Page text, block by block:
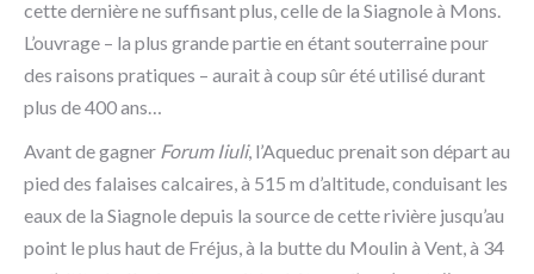
cette dernière ne suffisant plus, celle de la Siagnole à Mons.
L’ouvrage – la plus grande partie en étant souterraine pour
des raisons pratiques – aurait à coup sûr été utilisé durant
plus de 400 ans…
Avant de gagner Forum Iiuli, l’Aqueduc prenait son départ au
pied des falaises calcaires, à 515 m d’altitude, conduisant les
eaux de la Siagnole depuis la source de cette rivière jusqu’au
point le plus haut de Fréjus, à la butte du Moulin à Vent, à 34